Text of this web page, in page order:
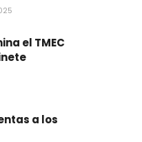
el TMEC
a los